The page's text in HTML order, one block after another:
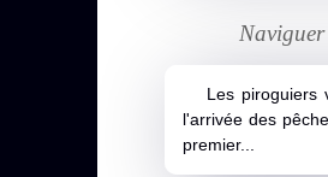
Les piroguiers
l'arrivée des
premier...